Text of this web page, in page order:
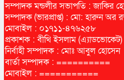
সম্পাদক মন্ডলীর সভাপতি : জাকির
সম্পাদক (ভারপ্রাপ্ত) : মো: হারুন অর
মোবাইল : ০১৭১১-৪৭৬২৫৮
প্রকাশক : বীথি ইসলাম (এ্যাডভোকেট)
নির্বাহী সম্পাদক : মোঃ আবুল হোসেন
বার্তা সম্পাদক : ==========
মোবাইল : ===========